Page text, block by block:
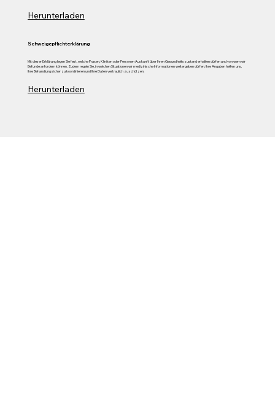
Herunterladen
Schweigepflichterklärung
Mit dieser Erklärung legen Sie fest, welche Praxen, Kliniken oder Personen Auskunft über Ihren Gesundheitszustand erhalten dürfen und von wem wir
Befunde anfordern können. Zudem regeln Sie, in welchen Situationen wir medizinische Informationen weitergeben dürfen. Ihre Angaben helfen uns,
Ihre Behandlung sicher zu koordinieren und Ihre Daten vertraulich zu schützen.
Herunterladen